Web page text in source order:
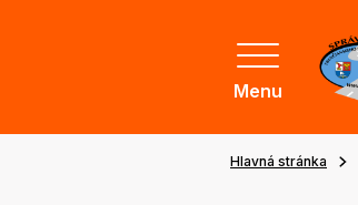
Menu
Hlavná stránka